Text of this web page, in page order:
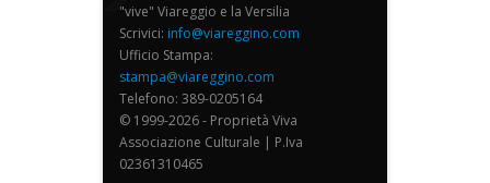
"vive" Viareggio e la Versilia
Scrivici: info@viareggino.com
Ufficio Stampa:
stampa@viareggino.com
Telefono: 389-0205164
© 1999-2026 - Proprietà Viva
Associazione Culturale | P.Iva
02361310465